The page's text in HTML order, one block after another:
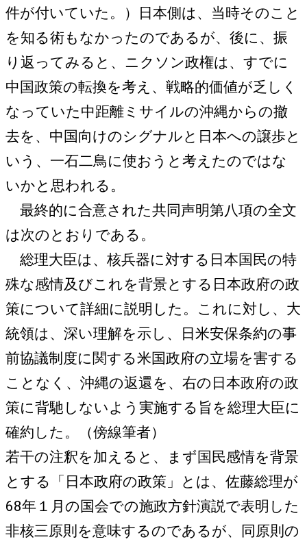
件が付いていた。）日本側は、当時そのこと
を知る術もなかったのであるが、後に、振
り返ってみると、ニクソン政権は、すでに
中国政策の転換を考え、戦略的価値が乏しく
なっていた中距離ミサイルの沖縄からの撤
去を、中国向けのシグナルと日本への譲歩と
いう、一石二鳥に使おうと考えたのではな
いかと思われる。
最終的に合意された共同声明第八項の全文
は次のとおりである。
総理大臣は、核兵器に対する日本国民の特
殊な感情及びこれを背景とする日本政府の政
策について詳細に説明した。これに対し、大
統領は、深い理解を示し、日米安保条約の事
前協議制度に関する米国政府の立場を害する
ことなく、沖縄の返還を、右の日本政府の政
策に背馳しないよう実施する旨を総理大臣に
確約した。（傍線筆者）
若干の注釈を加えると、まず国民感情を背景
とする「日本政府の政策」とは、佐藤総理が
68年１月の国会での施政方針演説で表明した
非核三原則を意味するのであるが、同原則の